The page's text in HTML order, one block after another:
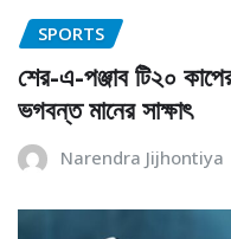
SPORTS
শের-এ-পঞ্জাব টি২০
ভগবন্ত মানের সাক্ষাৎ
Narendra Jijhontiya